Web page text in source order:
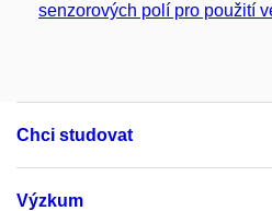
senzorových polí pro použití
Chci studovat
Výzkum